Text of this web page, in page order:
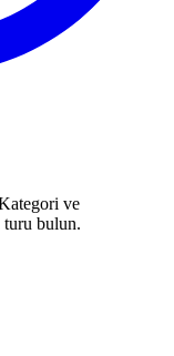
ve
turu bulun.